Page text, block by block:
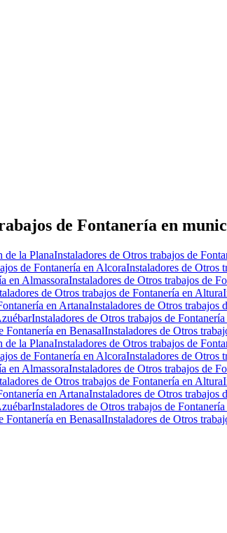
de Fontanería en
de la PlanaInstaladores de Otros trabajos de
de Fontanería en AlcoraInstaladores de Otros
en AlmassoraInstaladores de Otros trabajos de
de Otros trabajos de Fontanería en Altura
en ArtanaInstaladores de Otros trabajos
Instaladores de Otros trabajos de
Fontanería en BenasalInstaladores de Otros
de la PlanaInstaladores de Otros trabajos de
de Fontanería en AlcoraInstaladores de Otros
en AlmassoraInstaladores de Otros trabajos de
de Otros trabajos de Fontanería en Altura
en ArtanaInstaladores de Otros trabajos
Instaladores de Otros trabajos de
Fontanería en BenasalInstaladores de Otros